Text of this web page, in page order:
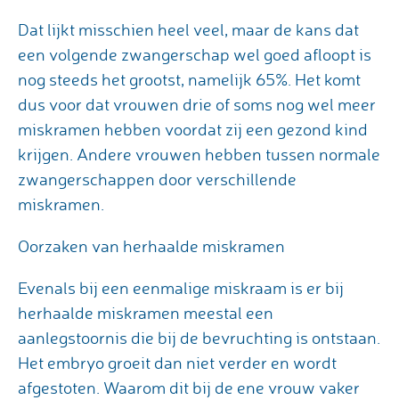
Dat lijkt misschien heel veel, maar de kans dat
een volgende zwangerschap wel goed afloopt is
nog steeds het grootst, namelijk 65%. Het komt
dus voor dat vrouwen drie of soms nog wel meer
miskramen hebben voordat zij een gezond kind
krijgen. Andere vrouwen hebben tussen normale
zwangerschappen door verschillende
miskramen.
Oorzaken van herhaalde miskramen
Evenals bij een eenmalige miskraam is er bij
herhaalde miskramen meestal een
aanlegstoornis die bij de bevruchting is ontstaan.
Het embryo groeit dan niet verder en wordt
afgestoten. Waarom dit bij de ene vrouw vaker